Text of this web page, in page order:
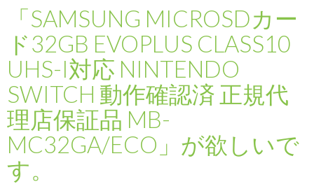
「SAMSUNG MICROSDカー
ド32GB EVOPLUS CLASS10
UHS-I対応 NINTENDO
SWITCH 動作確認済 正規代
理店保証品 MB-
MC32GA/ECO」が欲しいで
す。